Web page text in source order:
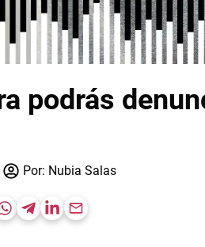
podrás
Por: Nubia Salas